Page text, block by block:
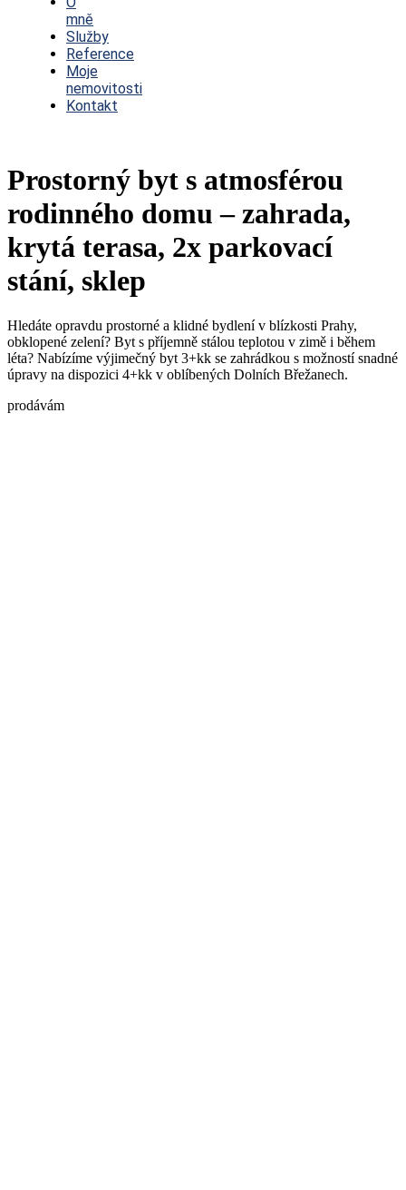
mně
Služby
Reference
Moje
nemovitosti
Kontakt
Prostorný byt s atmosférou
rodinného domu – zahrada,
krytá terasa, 2x parkovací
stání, sklep
Hledáte opravdu prostorné a klidné bydlení v blízkosti Prahy,
obklopené zelení? Byt s příjemně stálou teplotou v zimě i během
léta? Nabízíme výjimečný byt 3+kk se zahrádkou s možností snadné
úpravy na dispozici 4+kk v oblíbených Dolních Břežanech.
prodávám